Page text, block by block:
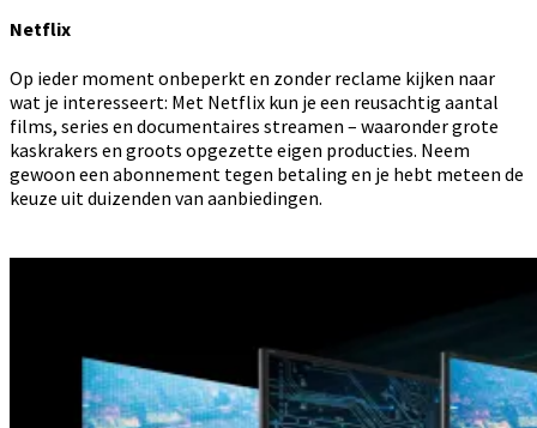
Netflix
Op ieder moment onbeperkt en zonder reclame kijken naar
wat je interesseert: Met Netflix kun je een reusachtig aantal
films, series en documentaires streamen – waaronder grote
kaskrakers en groots opgezette eigen producties. Neem
gewoon een abonnement tegen betaling en je hebt meteen de
keuze uit duizenden van aanbiedingen.